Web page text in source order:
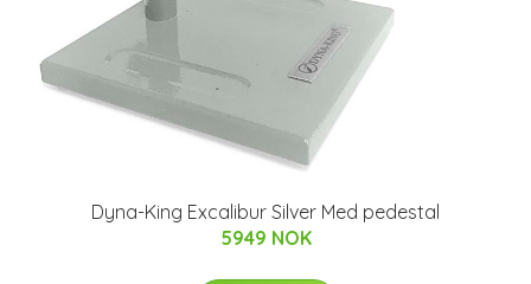
Dyna-King Excalibur Silver Med pedestal
5949 NOK